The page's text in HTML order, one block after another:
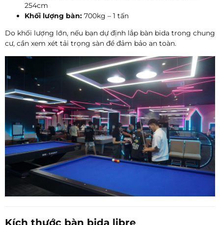
254cm
Khối lượng bàn: 700kg – 1 tấn
Do khối lượng lớn, nếu bạn dự định lắp bàn bida trong chung
cư, cần xem xét tải trọng sàn để đảm bảo an toàn.